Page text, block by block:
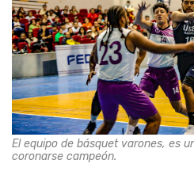
El equipo de básquet varones, es
coronarse campeón.